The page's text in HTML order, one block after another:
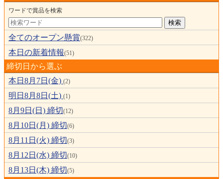
ワードで賞品を検索
全てのオープン懸賞(322)
本日の新着情報(51)
締切日から選ぶ
本日8月7日(金) (2)
明日8月8日(土) (1)
8月9日(日) 締切(12)
8月10日(月) 締切(6)
8月11日(火) 締切(3)
8月12日(水) 締切(10)
8月13日(木) 締切(5)